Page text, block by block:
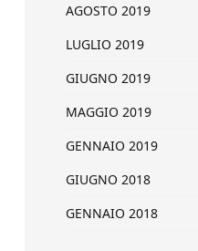
AGOSTO 2019
LUGLIO 2019
GIUGNO 2019
MAGGIO 2019
GENNAIO 2019
GIUGNO 2018
GENNAIO 2018